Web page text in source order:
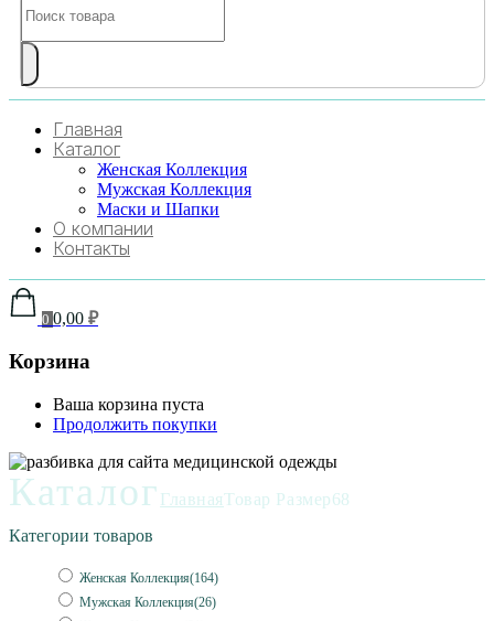
Главная
Каталог
Женская Коллекция
Мужская Коллекция
Маски и Шапки
О компании
Контакты
0 0,00 ₽
Корзина
Ваша корзина пуста
Продолжить покупки
Каталог ГлавнаяТовар Размер68
Категории товаров
Женская Коллекция(164)
Мужская Коллекция(26)